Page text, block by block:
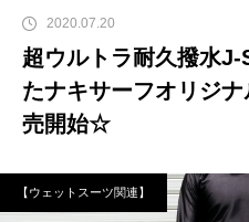
2020.07.20
超ウルトラ耐久撥水
たナキサーフオリジ
売開始☆
【ウェットスーツ関連】